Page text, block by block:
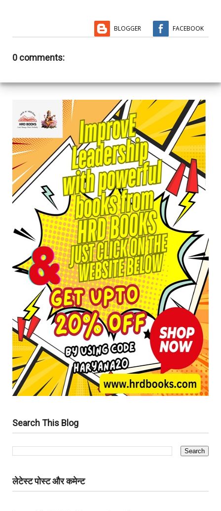
BLOGGER FACEBOOK
0 comments:
Search This Blog
लेटेस्ट पोस्ट और कमेन्ट